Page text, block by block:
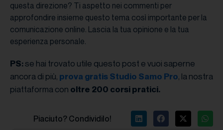
questa direzione? Ti aspetto nei commenti per
approfondire insieme questo tema così importante per la
comunicazione online. Lascia la tua opinione e la tua
esperienza personale.
PS:se hai trovato utile questo post e vuoi saperne
ancora di più, prova gratis Studio Samo Pro, la nostra
piattaforma con oltre 200 corsi pratici.
Piaciuto? Condividilo!